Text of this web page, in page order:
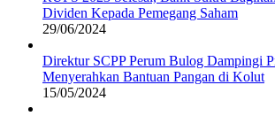
Dividen Kepada Pemegang Saham
29/06/2024
Direktur SCPP Perum Bulog Dampingi
Menyerahkan Bantuan Pangan di Kolut
15/05/2024